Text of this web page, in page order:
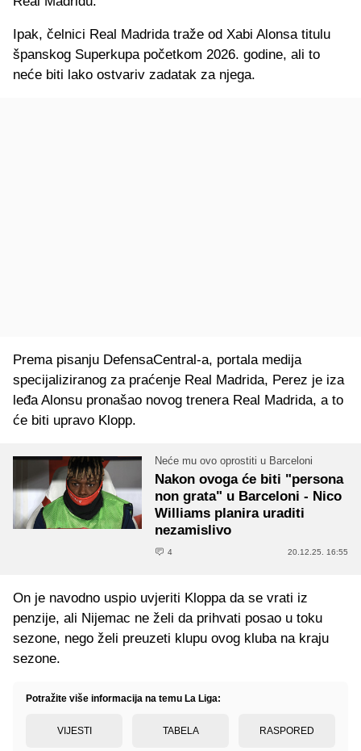
Ipak, čelnici Real Madrida traže od Xabi Alonsa titulu
španskog Superkupa početkom 2026. godine, ali to
neće biti lako ostvariv zadatak za njega.
Prema pisanju DefensaCentral-a, portala medija
specijaliziranog za praćenje Real Madrida, Perez je iza
leđa Alonsu pronašao novog trenera Real Madrida, a to
će biti upravo Klopp.
Neće mu ovo oprostiti u Barceloni
Nakon ovoga će biti "persona
non grata" u Barceloni - Nico
Williams planira uraditi
nezamislivo
4 20.12.25. 16:55
On je navodno uspio uvjeriti Kloppa da se vrati iz
penzije, ali Nijemac ne želi da prihvati posao u toku
sezone, nego želi preuzeti klupu ovog kluba na kraju
sezone.
Potražite više informacija na temu La Liga:
VIJESTI TABELA RASPORED